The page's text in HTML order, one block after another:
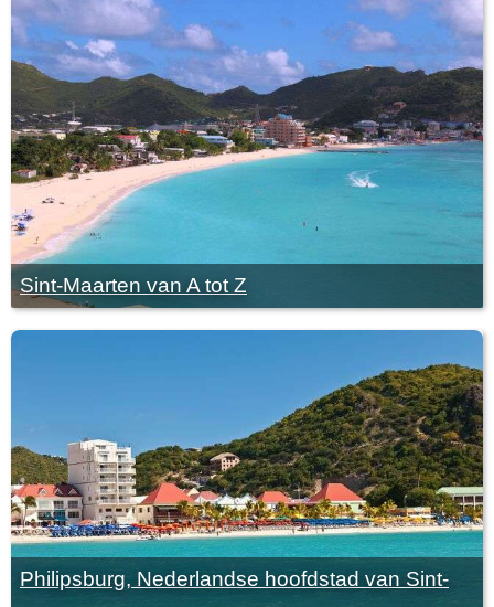
Sint-Maarten van A tot Z
Philipsburg, Nederlandse hoofdstad van Sint-